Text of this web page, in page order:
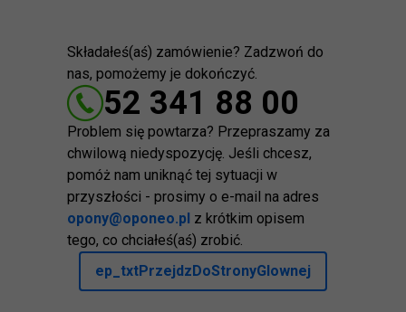
Składałeś(aś) zamówienie? Zadzwoń do
nas, pomożemy je dokończyć.
52 341 88 00
Problem się powtarza? Przepraszamy za
chwilową niedyspozycję. Jeśli chcesz,
pomóż nam uniknąć tej sytuacji w
przyszłości - prosimy o e-mail na adres
opony@oponeo.pl z krótkim opisem
tego, co chciałeś(aś) zrobić.
ep_txtPrzejdzDoStronyGlownej